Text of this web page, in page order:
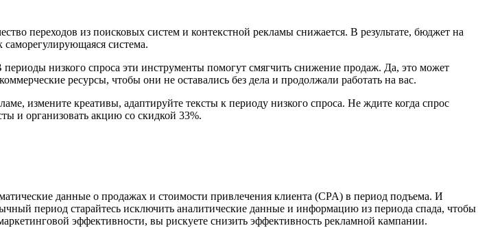
переходов из поисковых систем и контекстной рекламы снижается. В результате, бюджет на
система.
низкого спроса эти инструменты помогут смягчить снижение продаж. Да, это может
ресурсы, чтобы они не оставались без дела и продолжали работать на вас.
измените креативы, адаптируйте тексты к периоду низкого спроса. Не ждите когда спрос
и организовать акцию со скидкой 33%.
данные о продажах и стоимости привлечения клиента (CPA) в период подъема. И
период старайтесь исключить аналитические данные и информацию из периода спада, чтобы
эффективности, вы рискуете снизить эффективность рекламной кампании.